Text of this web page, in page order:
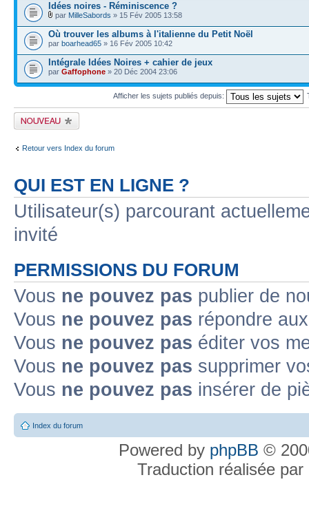
Idées noires - Réminiscence ?
par MilleSabords » 15 Fév 2005 13:58
Où trouver les albums à l'italienne du Petit Noël
par boarhead65 » 16 Fév 2005 10:42
Intégrale Idées Noires + cahier de jeux
par Gaffophone » 20 Déc 2004 23:06
Afficher les sujets publiés depuis:
Publier un nouveau
sujet
Retour vers Index du forum
QUI EST EN LIGNE ?
Utilisateur(s) parcourant
invité
PERMISSIONS DU FORUM
Vous ne pouvez pas publier de
Vous ne pouvez pas répondre
Vous ne pouvez pas éditer vos
Vous ne pouvez pas supprimer
Vous ne pouvez pas insérer de
Index du forum
Powered by phpBB ©
Traduction réalisée par